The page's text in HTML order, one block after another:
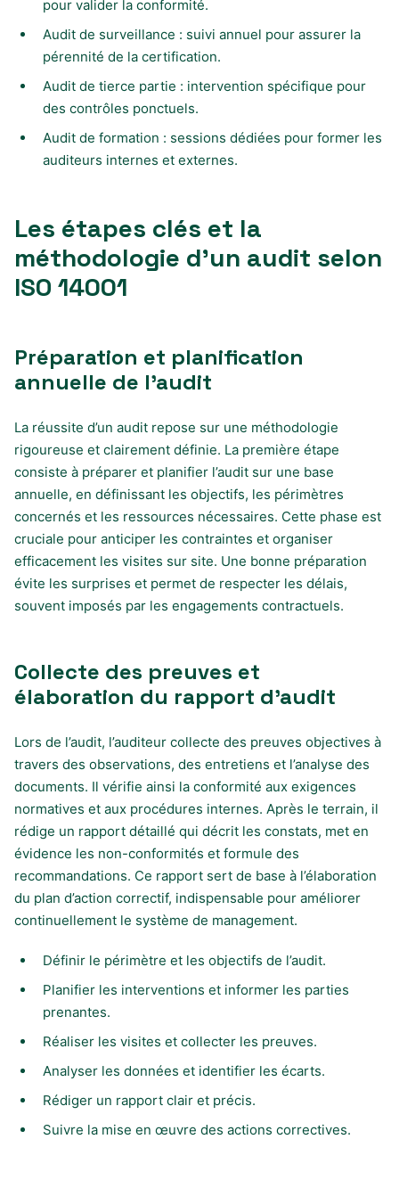
pour valider la conformité.
Audit de surveillance : suivi annuel pour assurer la
pérennité de la certification.
Audit de tierce partie : intervention spécifique pour
des contrôles ponctuels.
Audit de formation : sessions dédiées pour former les
auditeurs internes et externes.
Les étapes clés et la
méthodologie d’un audit selon
ISO 14001
Préparation et planification
annuelle de l’audit
La réussite d’un audit repose sur une méthodologie
rigoureuse et clairement définie. La première étape
consiste à préparer et planifier l’audit sur une base
annuelle, en définissant les objectifs, les périmètres
concernés et les ressources nécessaires. Cette phase est
cruciale pour anticiper les contraintes et organiser
efficacement les visites sur site. Une bonne préparation
évite les surprises et permet de respecter les délais,
souvent imposés par les engagements contractuels.
Collecte des preuves et
élaboration du rapport d’audit
Lors de l’audit, l’auditeur collecte des preuves objectives à
travers des observations, des entretiens et l’analyse des
documents. Il vérifie ainsi la conformité aux exigences
normatives et aux procédures internes. Après le terrain, il
rédige un rapport détaillé qui décrit les constats, met en
évidence les non-conformités et formule des
recommandations. Ce rapport sert de base à l’élaboration
du plan d’action correctif, indispensable pour améliorer
continuellement le système de management.
Définir le périmètre et les objectifs de l’audit.
Planifier les interventions et informer les parties
prenantes.
Réaliser les visites et collecter les preuves.
Analyser les données et identifier les écarts.
Rédiger un rapport clair et précis.
Suivre la mise en œuvre des actions correctives.